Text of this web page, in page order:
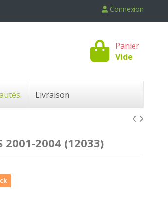
Connexion
Panier
Vide
Livraison
2001-2004 (12033)